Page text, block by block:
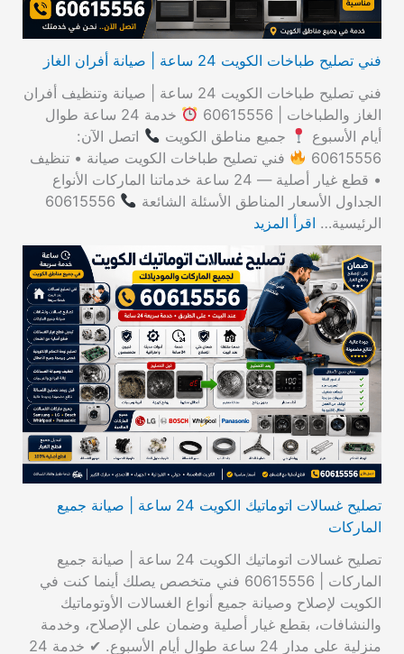
فني تصليح طباخات الكويت 24 ساعة | صيانة أفران الغاز
فني تصليح طباخات الكويت 24 ساعة | صيانة وتنظيف أفران
الغاز والطباخات | 60615556
خدمة 24 ساعة طوال
أيام الأسبوع
جميع مناطق الكويت
اتصل الآن:
60615556
فني تصليح طباخات الكويت صيانة • تنظيف
• قطع غيار أصلية — 24 ساعة خدماتنا الماركات الأنواع
الجداول الأسعار المناطق الأسئلة الشائعة
60615556
الرئيسية… اقرأ المزيد
تصليح غسالات اتوماتيك الكويت 24 ساعة | صيانة جميع
الماركات
تصليح غسالات اتوماتيك الكويت 24 ساعة | صيانة جميع
الماركات | 60615556 فني متخصص يصلك أينما كنت في
الكويت لإصلاح وصيانة جميع أنواع الغسالات الأوتوماتيك
والنشافات، بقطع غيار أصلية وضمان على الإصلاح، وخدمة
منزلية على مدار 24 ساعة طوال أيام الأسبوع. ✔ خدمة 24